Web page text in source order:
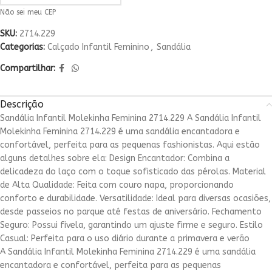
Não sei meu CEP
SKU: 2714.229
Categorias: Calçado Infantil Feminino , Sandália
Compartilhar:
Descrição
Sandália Infantil Molekinha Feminina 2714.229 A Sandália Infantil
Molekinha Feminina 2714.229 é uma sandália encantadora e
confortável, perfeita para as pequenas fashionistas. Aqui estão
alguns detalhes sobre ela: Design Encantador: Combina a
delicadeza do laço com o toque sofisticado das pérolas. Material
de Alta Qualidade: Feita com couro napa, proporcionando
conforto e durabilidade. Versatilidade: Ideal para diversas ocasiões,
desde passeios no parque até festas de aniversário. Fechamento
Seguro: Possui fivela, garantindo um ajuste firme e seguro. Estilo
Casual: Perfeita para o uso diário durante a primavera e verão
A Sandália Infantil Molekinha Feminina 2714.229 é uma sandália
encantadora e confortável, perfeita para as pequenas